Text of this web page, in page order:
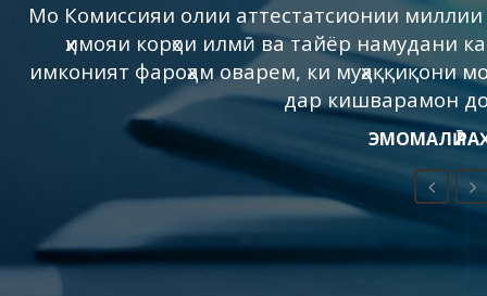
Мо Комиссияи олии аттестатсионии
ҳимояи корҳои илмӣ ва тайёр намудани
имконият фароҳам оварем, ки муҳаққиқони
дар кишварамон
ЭМОМАЛӢ